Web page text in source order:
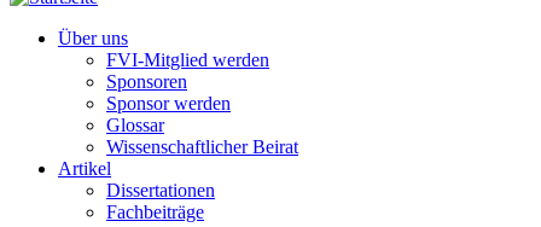
Über uns
FVI-Mitglied werden
Sponsoren
Sponsor werden
Glossar
Wissenschaftlicher Beirat
Artikel
Dissertationen
Fachbeiträge